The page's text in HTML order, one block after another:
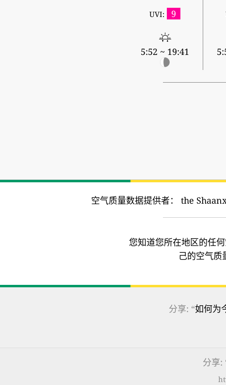
UVI: 9
5:52 ~ 19:41
空气质量数据提供者： the
您知道您所在地区的任何
己的空气质
分享: “如何为
分享: